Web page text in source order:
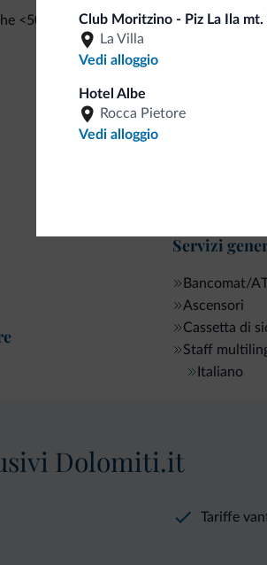
<500 m
Dolomiti
Servizi
Bancomat/
Ascensori
Cassetta di
Staff
Italiano
Club Moritzino - Piz La Ila mt.
La Villa
Vedi alloggio
Hotel Albe
Rocca Pietore
Vedi alloggio
Dolomiti.it
Tariffe